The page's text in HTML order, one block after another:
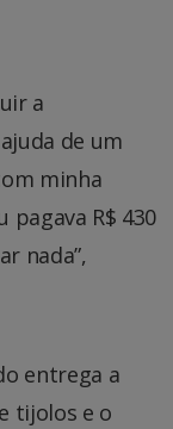
a
de um
minha
pagava R$ 430
nada”,
entrega a
tijolos e o